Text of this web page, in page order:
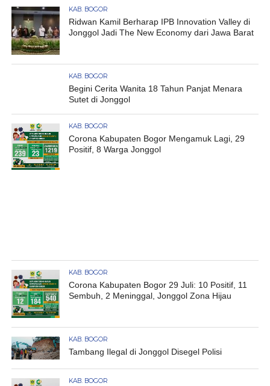
KAB. BOGOR
Ridwan Kamil Berharap IPB Innovation Valley di
Jonggol Jadi The New Economy dari Jawa Barat
KAB. BOGOR
Begini Cerita Wanita 18 Tahun Panjat Menara
Sutet di Jonggol
KAB. BOGOR
Corona Kabupaten Bogor Mengamuk Lagi, 29
Positif, 8 Warga Jonggol
KAB. BOGOR
Corona Kabupaten Bogor 29 Juli: 10 Positif, 11
Sembuh, 2 Meninggal, Jonggol Zona Hijau
KAB. BOGOR
Tambang Ilegal di Jonggol Disegel Polisi
KAB. BOGOR